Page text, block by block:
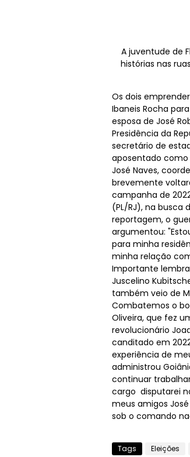
A juventude de
histórias nas
Os dois
Ibaneis Rocha
esposa de José
Presidência da
secretário de
aposentado como
José Naves,
brevemente
campanha de
(PL/RJ), na busca
reportagem, o
argumentou:
para minha
minha relação
Importante
Juscelino
também veio de
Combatemos o
Oliveira, que fez
revolucionário
canditado em
experiência de
administrou
continuar
cargo disputarei
meus amigos
sob o comando
Tags Eleições